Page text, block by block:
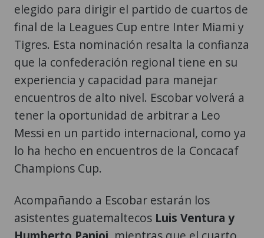
elegido para dirigir el partido de cuartos de
final de la Leagues Cup entre Inter Miami y
Tigres. Esta nominación resalta la confianza
que la confederación regional tiene en su
experiencia y capacidad para manejar
encuentros de alto nivel. Escobar volverá a
tener la oportunidad de arbitrar a Leo
Messi en un partido internacional, como ya
lo ha hecho en encuentros de la Concacaf
Champions Cup.
Acompañando a Escobar estarán los
asistentes guatemaltecos Luis Ventura y